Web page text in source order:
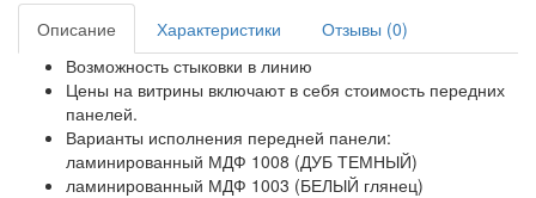
Описание Характеристики
Отзывы (0)
Возможность стыковки в линию
Цены на витрины включают в себя стоимость передних
панелей.
Варианты исполнения передней панели:
ламинированный МДФ 1008 (ДУБ ТЕМНЫЙ)
ламинированный МДФ 1003 (БЕЛЫЙ глянец)